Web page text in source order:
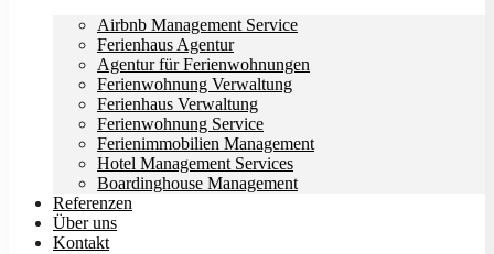
Airbnb Management Service
Ferienhaus Agentur
Agentur für Ferienwohnungen
Ferienwohnung Verwaltung
Ferienhaus Verwaltung
Ferienwohnung Service
Ferienimmobilien Management
Hotel Management Services
Boardinghouse Management
Referenzen
Über uns
Kontakt